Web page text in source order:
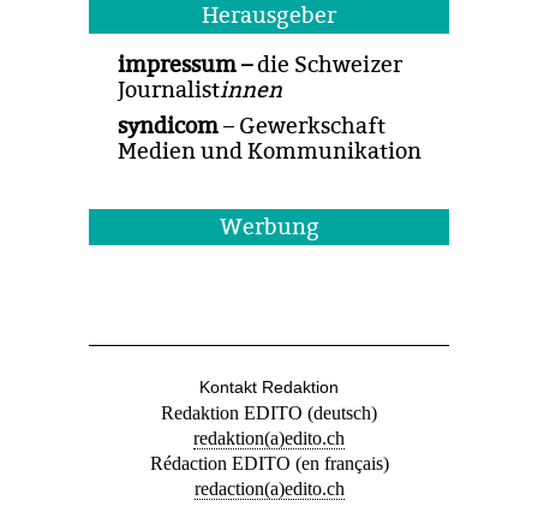
Herausgeber
impressum –die Schweizer
Journalistinnen
syndicom– Gewerkschaft
Medien und Kommunikation
Werbung
Kontakt Redaktion
Redaktion EDITO (deutsch)
redaktion(a)edito.ch
Rédaction EDITO (en français)
redaction(a)edito.ch